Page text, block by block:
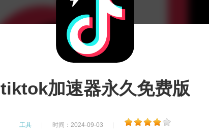
tiktok加速器永久免费版
工具 时间：2024-09-03